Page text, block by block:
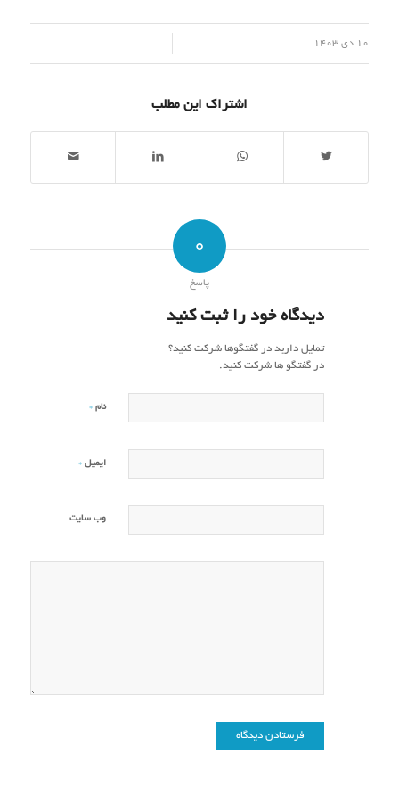
10 دی 1403
اشتراک این مطلب
0
پاسخ
دیدگاه خود را ثبت کنید
تمایل دارید در گفتگوها شرکت کنید؟
در گفتگو ها شرکت کنید.
نام *
ایمیل *
وب‌ سایت